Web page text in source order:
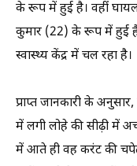
के रूप में हुई है। वहीं
कुमार (22) के रूप में हुई
स्वास्थ्य केंद्र में चल रहा है।
प्राप्त जानकारी के
में लगी लोहे की सीढ़ी में
में आते ही वह करंट की